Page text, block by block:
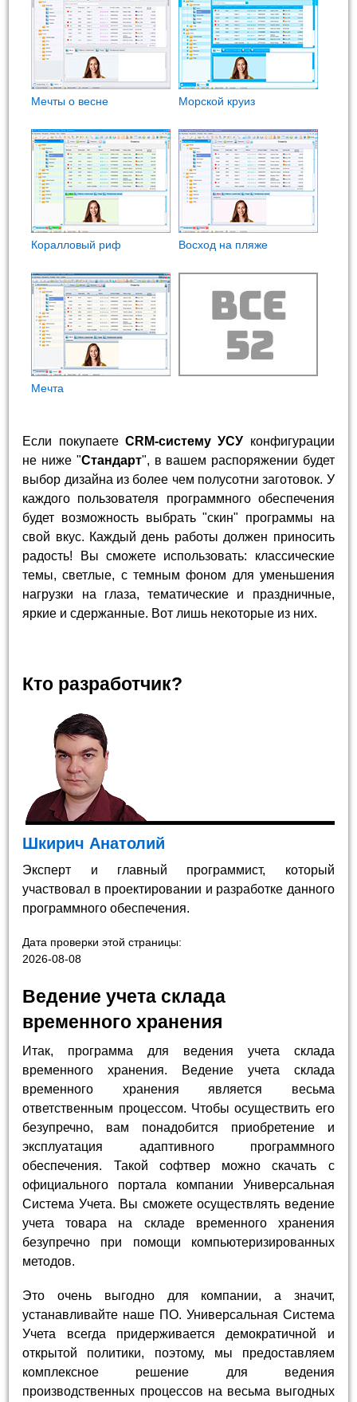
Мечты о весне Морской круиз
Коралловый риф Восход на пляже
Мечта
Если покупаете CRM-систему УСУ конфигурации
не ниже "Стандарт", в вашем распоряжении будет
выбор дизайна из более чем полусотни заготовок. У
каждого пользователя программного обеспечения
будет возможность выбрать "скин" программы на
свой вкус. Каждый день работы должен приносить
радость! Вы сможете использовать: классические
темы, светлые, с темным фоном для уменьшения
нагрузки на глаза, тематические и праздничные,
яркие и сдержанные. Вот лишь некоторые из них.
Кто разработчик?
Шкирич Анатолий
Эксперт и главный программист, который
участвовал в проектировании и разработке данного
программного обеспечения.
Дата проверки этой страницы:
2026-08-08
Ведение учета склада
временного хранения
Итак, программа для ведения учета склада
временного хранения. Ведение учета склада
временного хранения является весьма
ответственным процессом. Чтобы осуществить его
безупречно, вам понадобится приобретение и
эксплуатация адаптивного программного
обеспечения. Такой софтвер можно скачать с
официального портала компании Универсальная
Система Учета. Вы сможете осуществлять ведение
учета товара на складе временного хранения
безупречно при помощи компьютеризированных
методов.
Это очень выгодно для компании, а значит,
устанавливайте наше ПО. Универсальная Система
Учета всегда придерживается демократичной и
открытой политики, поэтому, мы предоставляем
комплексное решение для ведения
производственных процессов на весьма выгодных